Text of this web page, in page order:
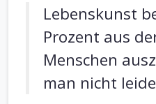
Lebenskunst
Prozent aus
Menschen
man nicht